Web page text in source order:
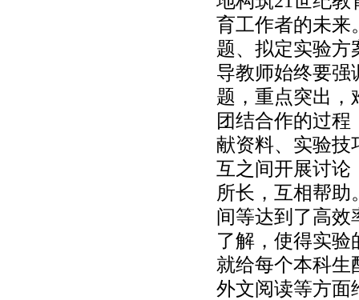
育工作者的未来
题、拟定实验方
导教师始终要强
题，重点突出，
团结合作的过
献资料、实验技
互之间开展讨论
所长，互相帮
间等达到了高效
了解，使得实
就给每个本科生
外文阅读等方面